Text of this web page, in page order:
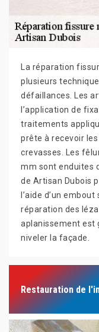
La réparation
plusieurs
défaillances. Les
l’application de
traitements
prête à recevoir
crevasses. Les
mm sont enduites
de Artisan Dubois
l’aide d’un
réparation des
aplanissement est
niveler la façade.
Restauration de